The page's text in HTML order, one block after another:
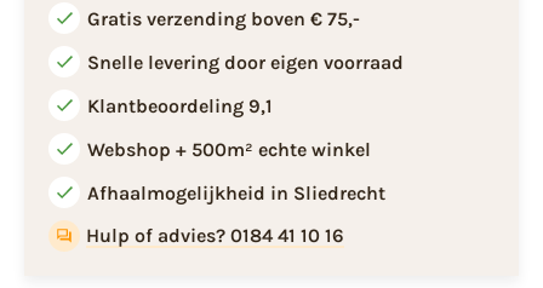
Gratis verzending boven € 75,-
Snelle levering door eigen voorraad
Klantbeoordeling 9,1
Webshop + 500m² echte winkel
Afhaalmogelijkheid in Sliedrecht
Hulp of advies? 0184 41 10 16